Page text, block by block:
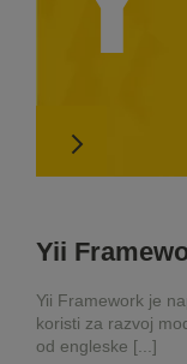
Yii
Yii Framework je
koristi za razvoj
od engleske [...]